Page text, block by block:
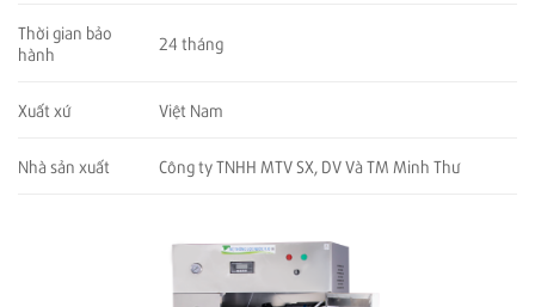
Thời gian bảo
hành
24 tháng
Xuất xứ Việt Nam
Nhà sản xuất Công ty TNHH MTV SX, DV Và TM Minh Thư